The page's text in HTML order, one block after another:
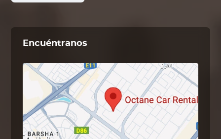
Encuéntranos